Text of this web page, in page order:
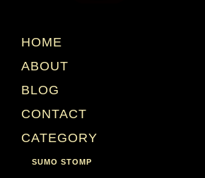
HOME
ABOUT
BLOG
CONTACT
CATEGORY
SUMO STOMP